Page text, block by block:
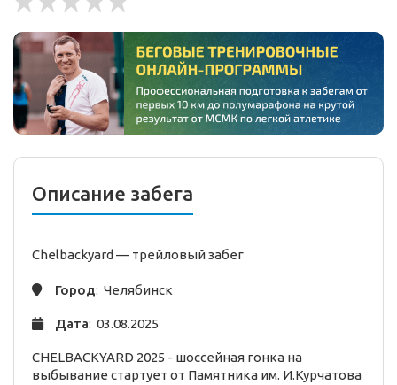
Описание забега
Chelbackyard — трейловыйзабег
Город: Челябинск
Дата: 03.08.2025
CHELBACKYARD 2025 - шоссейная гонка на
выбывание стартует от Памятника им. И.Курчатова